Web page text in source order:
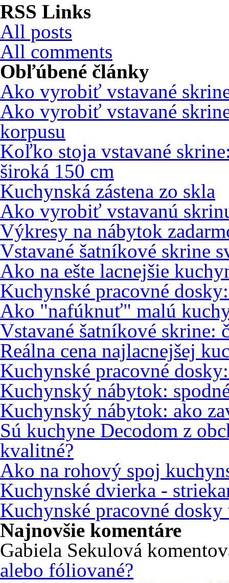
RSS Links
All posts
All comments
Obľúbené články
Ako vyrobiť vstavané
Ako vyrobiť vstavané
korpusu
Koľko stoja vstavané
široká 150 cm
Kuchynská zástena zo skla
Ako vyrobiť vstavanú
Výkresy na nábytok
Vstavané šatníkové skrine
Ako na ešte lacnejšie
Kuchynské pracovné
Ako "nafúknuť" malú
Vstavané šatníkové skrine:
Reálna cena najlacnejšej
Kuchynské pracovné
Kuchynský nábytok:
Kuchynský nábytok: ako
Sú kuchyne Decodom z
kvalitné?
Ako na rohový spoj
Kuchynské dvierka -
Kuchynské pracovné
Najnovšie komentáre
Gabiela Sekulová
alebo fóliované?